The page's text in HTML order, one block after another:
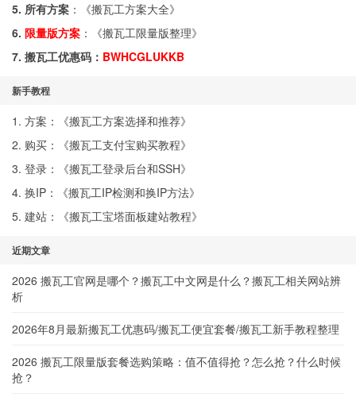
5. 所有方案 ：《搬瓦工方案大全》
6. 限量版方案 ：《搬瓦工限量版整理》
7. 搬瓦工优惠码： BWHCGLUKKB
新手教程
1. 方案：《搬瓦工方案选择和推荐》
2. 购买：《搬瓦工支付宝购买教程》
3. 登录：《搬瓦工登录后台和SSH》
4. 换IP：《搬瓦工IP检测和换IP方法》
5. 建站：《搬瓦工宝塔面板建站教程》
近期文章
2026 搬瓦工官网是哪个？搬瓦工中文网是什么？搬瓦工相关网站辨
析
2026年8月最新搬瓦工优惠码/搬瓦工便宜套餐/搬瓦工新手教程整理
2026 搬瓦工限量版套餐选购策略：值不值得抢？怎么抢？什么时候
抢？